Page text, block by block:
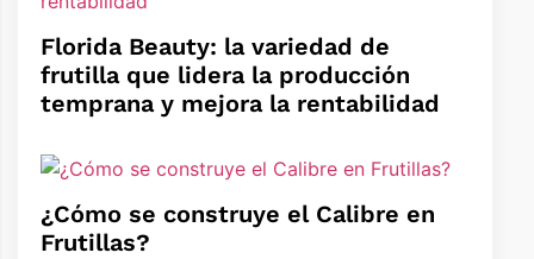
Florida Beauty: la variedad de
frutilla que lidera la producción
temprana y mejora la rentabilidad
¿Cómo se construye el Calibre en
Frutillas?